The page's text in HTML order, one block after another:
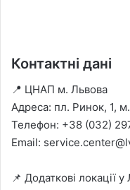
Контактні дані
📍 ЦНАП м. Львова
Адреса: пл. Ринок, 1,
Телефон: +38 (032)
Email:
📌 Додаткові локації у